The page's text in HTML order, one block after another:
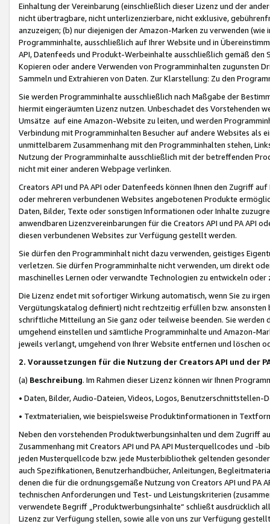
Einhaltung der Vereinbarung (einschließlich dieser Lizenz und der
nicht übertragbare, nicht unterlizenzierbare, nicht exklusive,
anzuzeigen; (b) nur diejenigen der Amazon-Marken zu verwenden
Programminhalte, ausschließlich auf Ihrer Website und in
API, Datenfeeds und Produkt-Werbeinhalte ausschließlich gemäß
Kopieren oder andere Verwenden von Programminhalten zugunsten
Sammeln und Extrahieren von Daten. Zur Klarstellung: Zu den
Sie werden Programminhalte ausschließlich nach Maßgabe der
hiermit eingeräumten Lizenz nutzen. Unbeschadet des Vorstehenden
Umsätze auf eine Amazon-Website zu leiten, und werden
Verbindung mit Programminhalten Besucher auf andere Websites als
unmittelbarem Zusammenhang mit den Programminhalten stehen,
Nutzung der Programminhalte ausschließlich mit der betreffenden
nicht mit einer anderen Webpage verlinken.
Creators API und PA API oder Datenfeeds können Ihnen den Zugriff
oder mehreren verbundenen Websites angebotenen Produkte
Daten, Bilder, Texte oder sonstigen Informationen oder Inhalte
anwendbaren Lizenzvereinbarungen für die Creators API und PA API
diesen verbundenen Websites zur Verfügung gestellt werden.
Sie dürfen den Programminhalt nicht dazu verwenden, geistiges
verletzen. Sie dürfen Programminhalte nicht verwenden, um direkt
maschinelles Lernen oder verwandte Technologien zu entwickeln
Die Lizenz endet mit sofortiger Wirkung automatisch, wenn Sie zu
Vergütungskatalog definiert) nicht rechtzeitig erfüllen bzw. ansonsten
schriftliche Mitteilung an Sie ganz oder teilweise beenden. Sie werden
umgehend einstellen und sämtliche Programminhalte und Amazon-
jeweils verlangt, umgehend von Ihrer Website entfernen und löschen
2. Voraussetzungen für die Nutzung der Creators API und der
(a) Beschreibung. Im Rahmen dieser Lizenz können wir Ihnen
• Daten, Bilder, Audio-Dateien, Videos, Logos, Benutzerschnittstellen-
• Textmaterialien, wie beispielsweise Produktinformationen in
Neben den vorstehenden Produktwerbungsinhalten und dem Zugriff
Zusammenhang mit Creators API und PA API Musterquellcodes und
jeden Musterquellcode bzw. jede Musterbibliothek geltenden
auch Spezifikationen, Benutzerhandbücher, Anleitungen,
denen die für die ordnungsgemäße Nutzung von Creators API und PA
technischen Anforderungen und Test- und Leistungskriterien
verwendete Begriff „Produktwerbungsinhalte“ schließt ausdrücklich
Lizenz zur Verfügung stellen, sowie alle von uns zur Verfügung